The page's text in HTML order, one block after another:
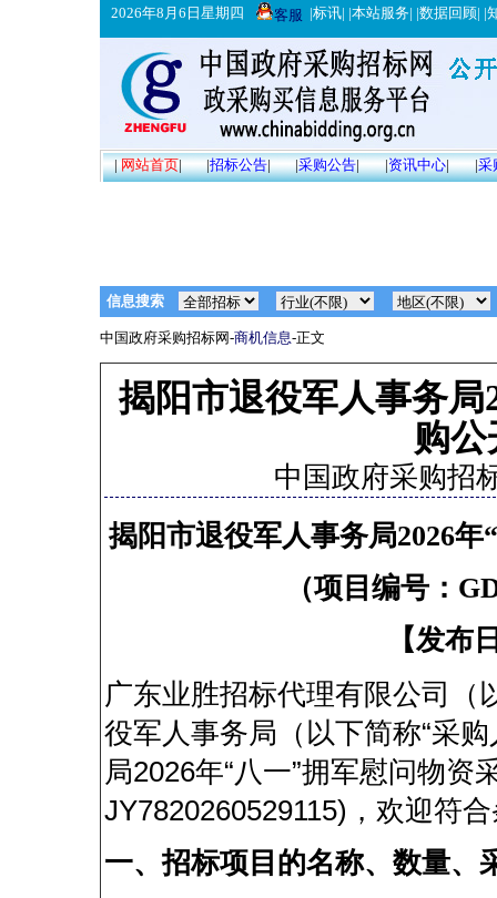
2026年8月6日星期四 客服 |标讯| |本站服务| |数据回顾| |
|网站首页| |招标公告| |采购公告| |资讯中心| |采
信息搜索
中国政府采购招标网-商机信息-正文
揭阳市退役军人事务局
购
中国政府采购招
揭阳市退役军人事务局2026年“
（项目编号：
【发布
广东业胜招标代理有限公司（
役军人事务局（以下简称“采购
局2026年“八一”拥军慰问物资
JY7820260529115) ，欢迎符
一、招标项目的名称、数量、